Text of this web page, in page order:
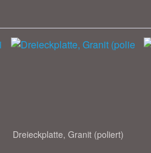
Dreieckplatte, Granit (poliert)